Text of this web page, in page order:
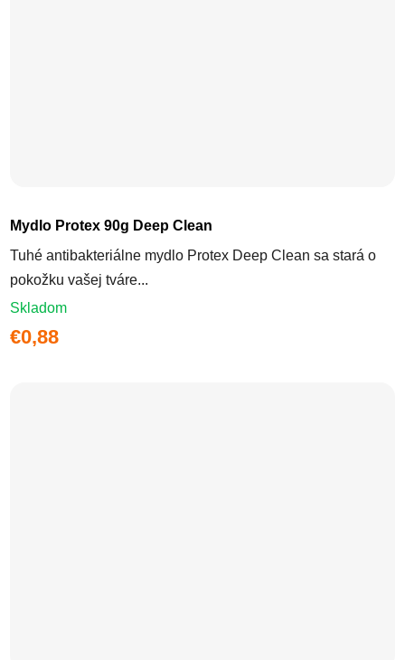
Mydlo Protex 90g Deep Clean
Tuhé antibakteriálne mydlo Protex Deep Clean sa stará o
pokožku vašej tváre...
Skladom
€0,88